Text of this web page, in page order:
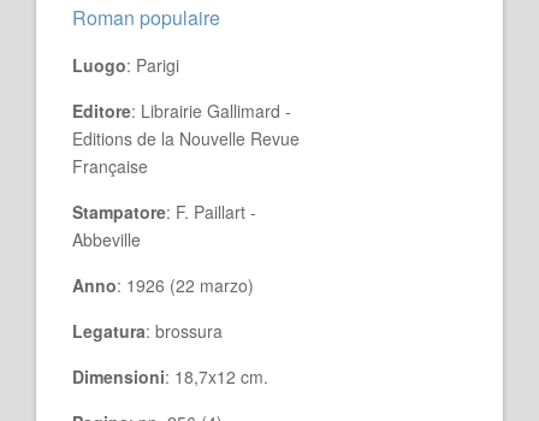
Roman populaire
Luogo: Parigi
Editore: Librairie Gallimard -
Editions de la Nouvelle Revue
Française
Stampatore: F. Paillart -
Abbeville
Anno: 1926 (22 marzo)
Legatura: brossura
Dimensioni: 18,7x12 cm.